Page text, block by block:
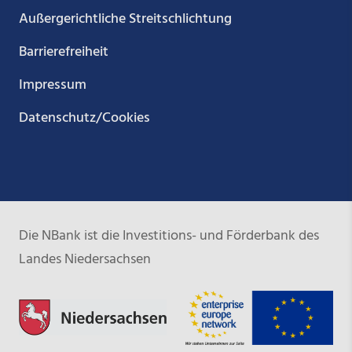
Außergerichtliche Streitschlichtung
Barrierefreiheit
Impressum
Datenschutz/Cookies
Die NBank ist die Investitions- und Förderbank des
Landes Niedersachsen